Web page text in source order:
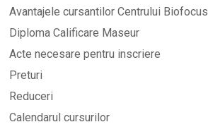
Avantajele cursantilor Centrului Biofocus
Diploma Calificare Maseur
Acte necesare pentru inscriere
Preturi
Reduceri
Calendarul cursurilor